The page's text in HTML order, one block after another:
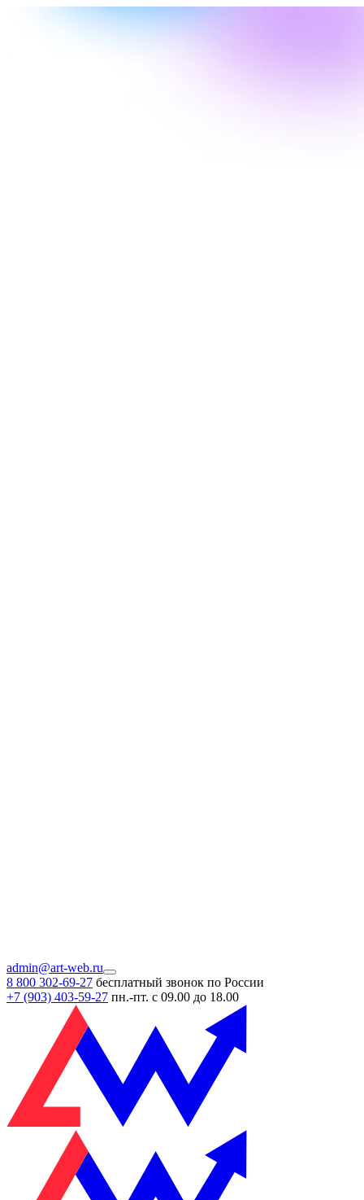
admin@art-web.ru
8 800 302-69-27 бесплатный звонок по России
+7 (903) 403-59-27 пн.-пт. с 09.00 до 18.00